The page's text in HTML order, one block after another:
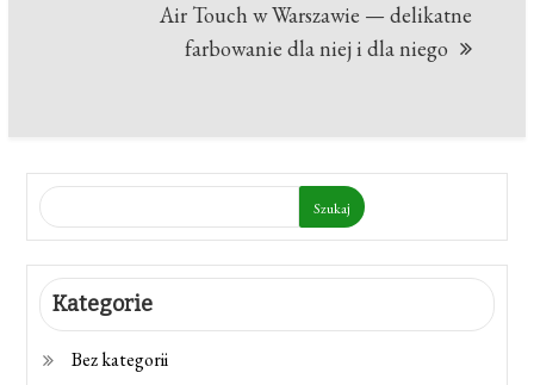
Air Touch w Warszawie — delikatne
farbowanie dla niej i dla niego
Szukaj
Kategorie
Bez kategorii